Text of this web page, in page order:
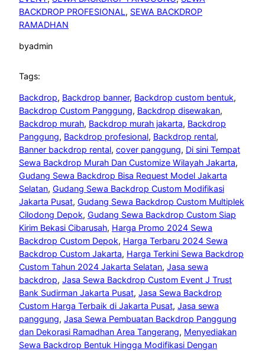
BACKDROP PROFESIONAL, SEWA BACKDROP
RAMADHAN
byadmin
Tags:
Backdrop, Backdrop banner, Backdrop custom bentuk
Backdrop Custom Panggung, Backdrop disewakan
Backdrop murah, Backdrop murah jakarta, Backdrop
Panggung, Backdrop profesional, Backdrop rental
Banner backdrop rental, cover panggung, Di sini Tempat
Sewa Backdrop Murah Dan Customize Wilayah Jakarta
Gudang Sewa Backdrop Bisa Request Model Jakarta
Selatan, Gudang Sewa Backdrop Custom Modifikasi
Jakarta Pusat, Gudang Sewa Backdrop Custom Multiplek
Cilodong Depok, Gudang Sewa Backdrop Custom Siap
Kirim Bekasi Cibarusah, Harga Promo 2024 Sewa
Backdrop Custom Depok, Harga Terbaru 2024 Sewa
Backdrop Custom Jakarta, Harga Terkini Sewa Backdrop
Custom Tahun 2024 Jakarta Selatan, Jasa sewa
backdrop, Jasa Sewa Backdrop Custom Event J Trust
Bank Sudirman Jakarta Pusat, Jasa Sewa Backdrop
Custom Harga Terbaik di Jakarta Pusat, Jasa sewa
panggung, Jasa Sewa Pembuatan Backdrop Panggung
dan Dekorasi Ramadhan Area Tangerang, Menyediakan
Sewa Backdrop Bentuk Hingga Modifikasi Dengan